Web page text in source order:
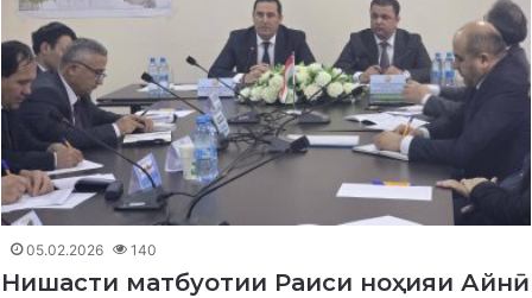
05.02.2026 140
Нишасти матбуотии Раиси ноҳияи Айнӣ